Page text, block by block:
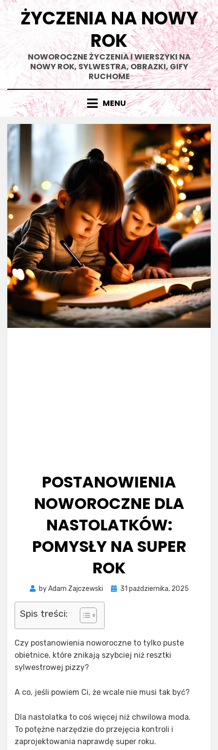
Skip
ŻYCZENIA NA NOWY
ROK
NOWOROCZNE ŻYCZENIA I WIERSZYKI NA
NOWY ROK, SYLWESTRA, OBRAZKI, GIFY
RUCHOME
MENU
POSTANOWIENIA
NOWOROCZNE DLA
NASTOLATKÓW:
POMYSŁY NA SUPER
ROK
byAdam Zajczewski
Posted
31 października, 2025
Spis treści:
Czy postanowienia noworoczne to tylko puste
obietnice, które znikają szybciej niż resztki
sylwestrowej pizzy?
A co, jeśli powiem Ci, że wcale nie musi tak być?
Dla nastolatka to coś więcej niż chwilowa moda.
To potężne narzędzie do przejęcia kontroli i
zaprojektowania naprawdę super roku.